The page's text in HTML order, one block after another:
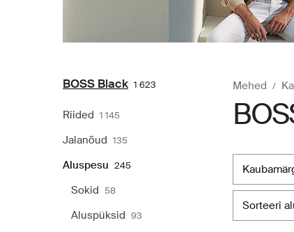
BOSS Black 1 623
Riided 1 145
Jalanõud 135
Aluspesu 245
Sokid 58
Aluspüksid 93
Mehed
sorteeri